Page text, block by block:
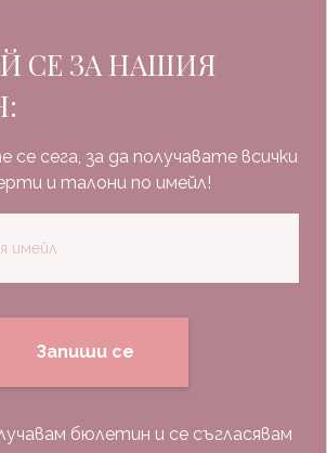
СЕ ЗА НАШИЯ
се сега, за да получавате всички
и талони по имейл!
Запиши се
бюлетин и се съгласявам